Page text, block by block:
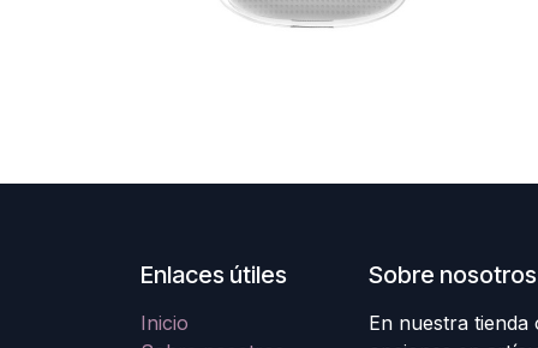
Enlaces útiles
Inicio
Sobre nosotros
En nuestra tienda